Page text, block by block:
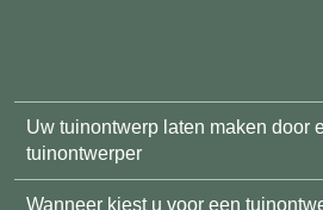
Uw tuinontwerp laten maken door
tuinontwerper
Wanneer kiest u voor een